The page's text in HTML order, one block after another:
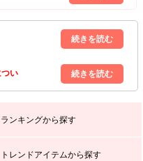
わせ業務｣はお休みいたしま
月)以降の対応となりますので
つい
生じております｡
ランキングから探す
トレンドアイテムから探す